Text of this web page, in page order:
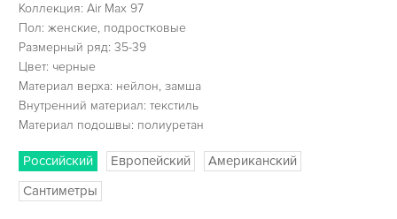
Коллекция: Air Max 97
Пол: женские, подростковые
Размерный ряд: 35-39
Цвет: черные
Материал верха: нейлон, замша
Внутренний материал: текстиль
Материал подошвы: полиуретан
Российский Европейский
Американский
Сантиметры